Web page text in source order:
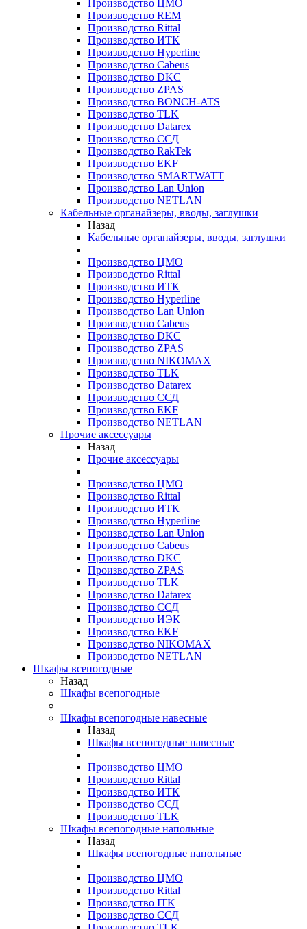
Производство ЦМО
Производство REM
Производство Rittal
Производство ИТК
Производство Hyperline
Производство Cabeus
Производство DKC
Производство ZPAS
Производство BONCH-ATS
Производство TLK
Производство Datarex
Производство ССД
Производство RakTek
Производство EKF
Производство SMARTWATT
Производство Lan Union
Производство NETLAN
Кабельные органайзеры, вводы, заглушки
Назад
Кабельные органайзеры, вводы, заглушки
Производство ЦМО
Производство Rittal
Производство ИТК
Производство Hyperline
Производство Lan Union
Производство Cabeus
Производство DKC
Производство ZPAS
Производство NIKOMAX
Производство TLK
Производство Datarex
Производство ССД
Производство EKF
Производство NETLAN
Прочие аксеcсуары
Назад
Прочие аксеcсуары
Производство ЦМО
Производство Rittal
Производство ИТК
Производство Hyperline
Производство Lan Union
Производство Cabeus
Производство DKC
Производство ZPAS
Производство TLK
Производство Datarex
Производство ССД
Производство ИЭК
Производство EKF
Производство NIKOMAX
Производство NETLAN
Шкафы всепогодные
Назад
Шкафы всепогодные
Шкафы всепогодные навесные
Назад
Шкафы всепогодные навесные
Производство ЦМО
Производство Rittal
Производство ИТК
Производство ССД
Производство TLK
Шкафы всепогодные напольные
Назад
Шкафы всепогодные напольные
Производство ЦМО
Производство Rittal
Производство ITK
Производство ССД